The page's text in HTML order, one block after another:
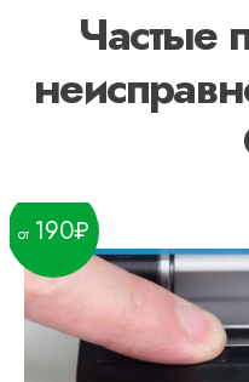
Частые
190